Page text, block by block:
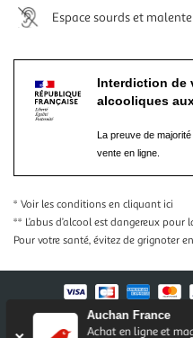
Auchan France
Achat en ligne et
Espace sourds et
Interdiction de
alcooliques
La preuve de
vente en ligne.
* Voir les conditions en cliquant ici
** L’abus d’alcool est dangereux
Pour votre santé, évitez de grignoter
Nos conditions